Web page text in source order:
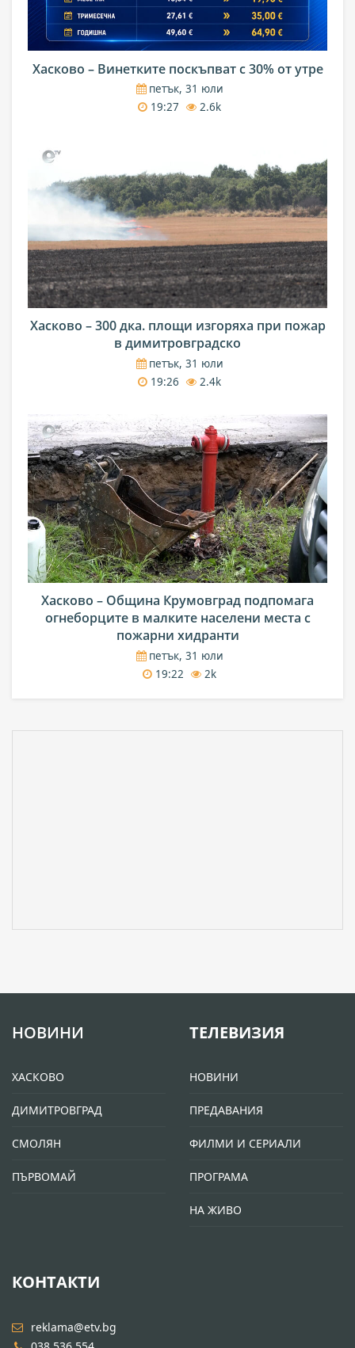
Хасково – Винетките поскъпват с 30% от утре
петък, 31 юли
19:27
2.6k
Хасково – 300 дка. площи изгоряха при пожар
в димитровградско
петък, 31 юли
19:26
2.4k
Хасково – Община Крумовград подпомага
огнеборците в малките населени места с
пожарни хидранти
петък, 31 юли
19:22
2k
НОВИНИ
ХАСКОВО
ДИМИТРОВГРАД
СМОЛЯН
ПЪРВОМАЙ
ТЕЛЕВИЗИЯ
НОВИНИ
ПРЕДАВАНИЯ
ФИЛМИ И СЕРИАЛИ
ПРОГРАМА
НА ЖИВО
КОНТАКТИ
reklama@etv.bg